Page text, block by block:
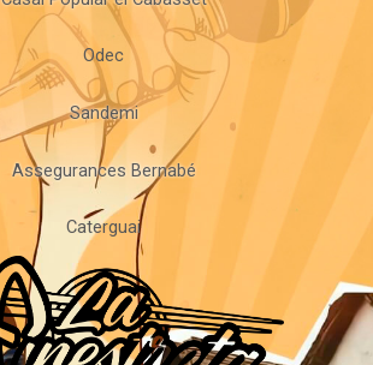
Odec
Sandemi
Assegurances Bernabé
Caterguai